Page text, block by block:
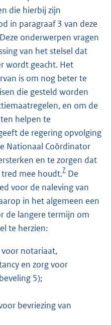
die hierbij zijn
in paragraaf 3 van deze
onderwerpen vragen
van het stelsel dat
wordt geacht. Het
is om nog beter te
die gesteld worden
en om de
helpen te
de regering opvolging
Nationaal Coördinator
en te zorgen dat
mee houdt.7 De
voor de naleving van
in het algemeen een
de langere termijn om
te herzien:
voor notariaat,
en zorg voor
5);
bevriezing van